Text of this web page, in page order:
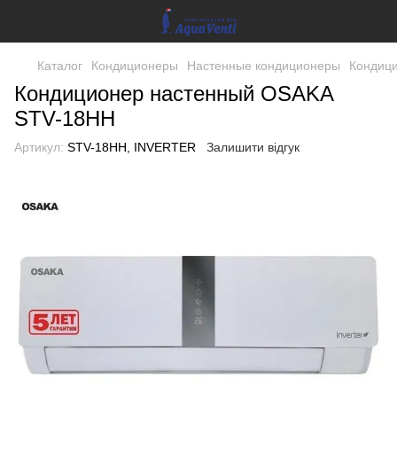
Каталог Кондиционеры Настенные кондиционеры
Кондиционер настенный OSAKA
STV-18HH
Артикул: STV-18HH, INVERTER Залишити відгук